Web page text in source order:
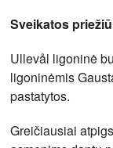
Sveikatos
Ullevål ligoninė
ligoninėmis
pastatytos.
Greičiausiai